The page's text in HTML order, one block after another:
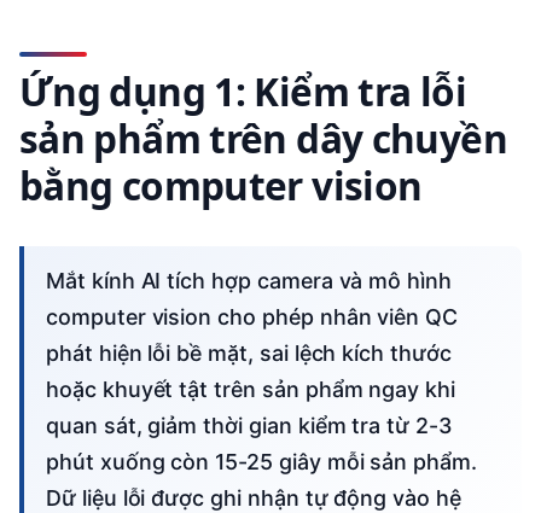
Ứng dụng 1: Kiểm tra lỗi
sản phẩm trên dây chuyền
bằng computer vision
Mắt kính AI tích hợp camera và mô hình
computer vision cho phép nhân viên QC
phát hiện lỗi bề mặt, sai lệch kích thước
hoặc khuyết tật trên sản phẩm ngay khi
quan sát, giảm thời gian kiểm tra từ 2-3
phút xuống còn 15-25 giây mỗi sản phẩm.
Dữ liệu lỗi được ghi nhận tự động vào hệ